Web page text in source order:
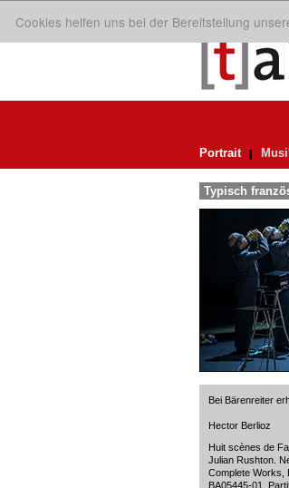
Cookies helfen uns bei der Bereitstellung
Portrait
Typisch
Bei Bärenreiter
Hector Berlioz
Huit scènes de
Julian Rushton.
Complete Works,
BA05445-01,